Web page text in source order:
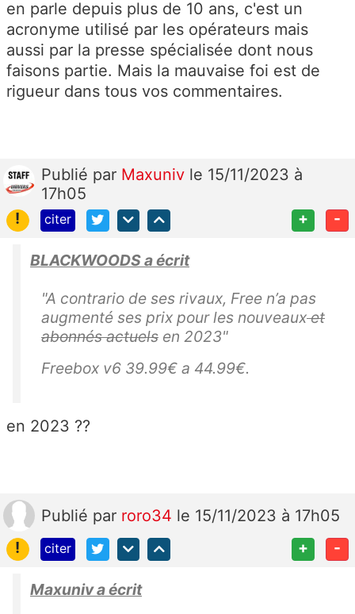
en parle depuis plus de 10 ans, c'est un
acronyme utilisé par les opérateurs mais
aussi par la presse spécialisée dont nous
faisons partie. Mais la mauvaise foi est de
rigueur dans tous vos commentaires.
Publié par Maxuniv le 15/11/2023 à
17h05
!
citer + -
BLACKWOODS a écrit
"A contrario de ses rivaux, Free n’a pas
augmenté ses prix pour les nouveauxet
abonnés actuels en 2023"
Freebox v6 39.99€ a 44.99€.
en 2023 ??
Publié par roro34 le 15/11/2023 à 17h05
!
citer + -
Maxuniv a écrit